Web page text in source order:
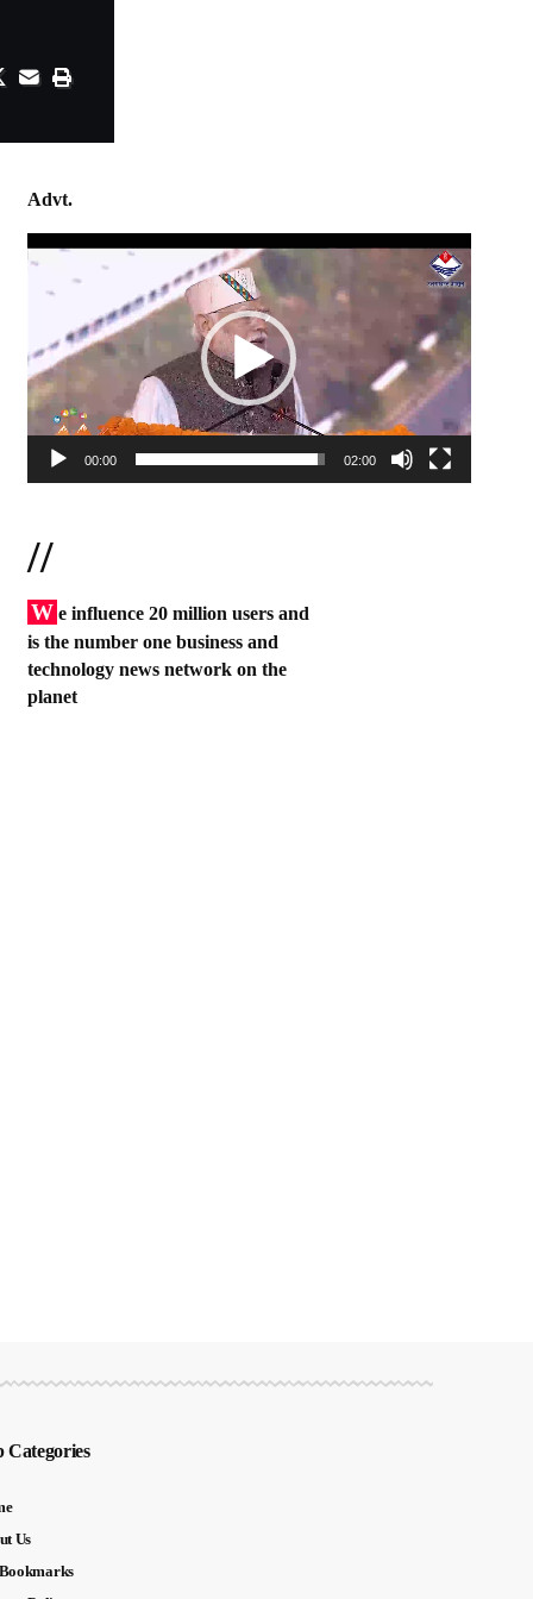
Advt.
Video
00:00 02:00
//
W e influence 20 million users and
is the number one business and
technology news network on the
planet
Categories
Us